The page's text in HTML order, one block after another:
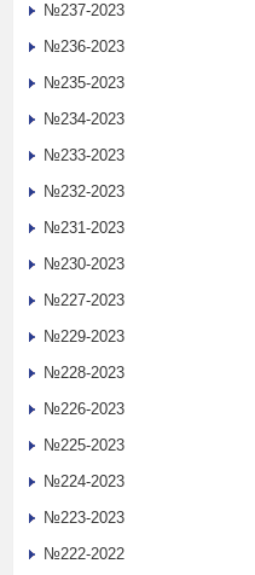
№237-2023
№236-2023
№235-2023
№234-2023
№233-2023
№232-2023
№231-2023
№230-2023
№227-2023
№229-2023
№228-2023
№226-2023
№225-2023
№224-2023
№223-2023
№222-2022